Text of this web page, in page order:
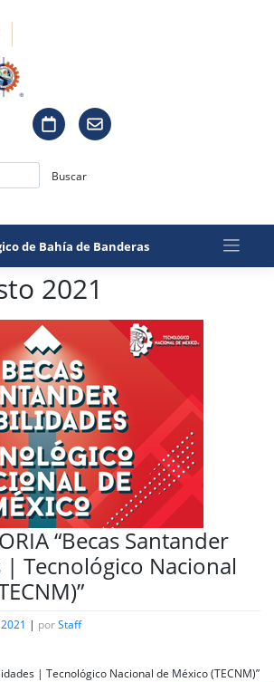
de Bahía de Banderas
2021
“Becas Santander
Tecnológico Nacional
| porStaff
| Tecnológico Nacional de México (TECNM)”